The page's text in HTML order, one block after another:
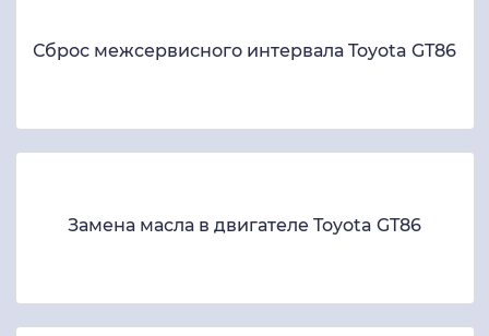
Сброс межсервисного интервала Toyota GT86
Замена масла в двигателе Toyota GT86